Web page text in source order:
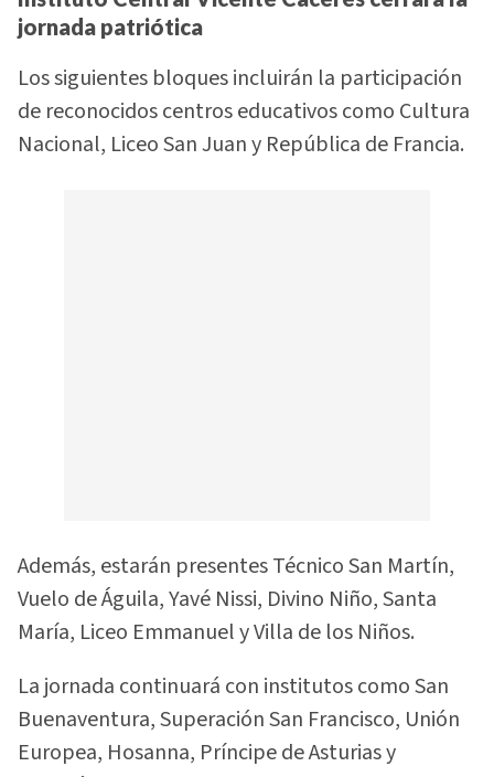
jornada patriótica
Los siguientes bloques incluirán la participación
de reconocidos centros educativos como Cultura
Nacional, Liceo San Juan y República de Francia.
Además, estarán presentes Técnico San Martín,
Vuelo de Águila, Yavé Nissi, Divino Niño, Santa
María, Liceo Emmanuel y Villa de los Niños.
La jornada continuará con institutos como San
Buenaventura, Superación San Francisco, Unión
Europea, Hosanna, Príncipe de Asturias y